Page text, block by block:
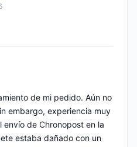
de mi pedido. Aún no
embargo, experiencia muy
de Chronopost en la
estaba dañado con un